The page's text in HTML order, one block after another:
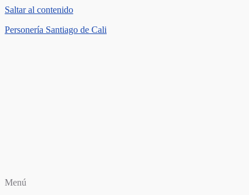
Saltar al contenido
Personería Santiago de Cali
Menú